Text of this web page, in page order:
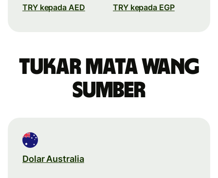
TRY kepada AED TRY kepada EGP
Tukar mata wang
sumber
Dolar Australia